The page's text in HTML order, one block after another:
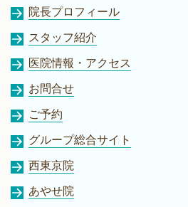
院長プロフィール
スタッフ紹介
医院情報・アクセス
お問合せ
ご予約
グループ総合サイト
西東京院
あやせ院